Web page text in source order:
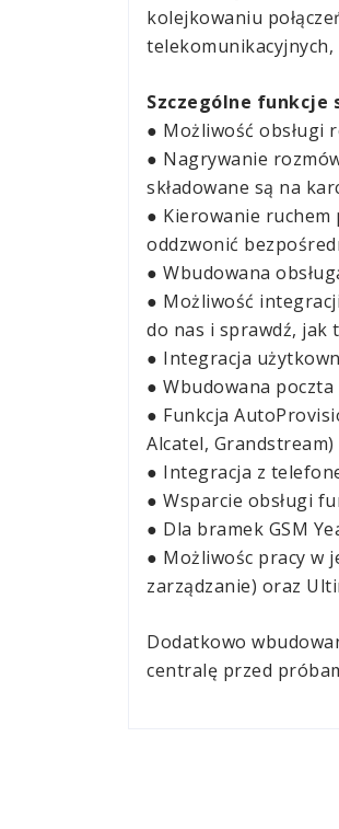
kolejkowaniu
Szczególne funkcje
● Możliwość obsługi
● Nagrywanie
składowane są na
● Kierowanie
oddzwonić
● Wbudowana
● Możliwość
do nas i sprawdź, jak
● Integracja
● Wbudowana poczta
● Funkcja
Alcatel,
● Integracja z
● Wsparcie obsługi
● Dla bramek GSM
● Możliwośc pracy w
zarządzanie) oraz
Dodatkowo
centralę przed